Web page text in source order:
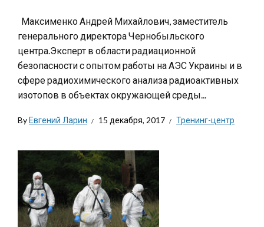
Максименко Андрей Михайлович, заместитель
генерального директора Чернобыльского
центра.Эксперт в области радиационной
безопасности с опытом работы на АЭС Украины и в
сфере радиохимического анализа радиоактивных
изотопов в объектах окружающей среды...
ByЕвгений Ларин 15 декабря, 2017 Тренинг-центр